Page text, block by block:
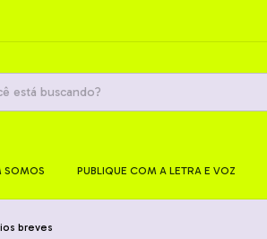
SOMOS PUBLIQUE COM A LETRA E VOZ
breves